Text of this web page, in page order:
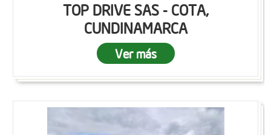
TOP DRIVE SAS - COTA,
CUNDINAMARCA
Ver más